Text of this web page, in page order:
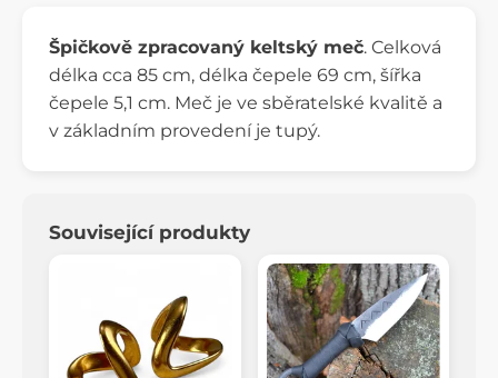
Špičkově zpracovaný keltský meč. Celková
délka cca 85 cm, délka čepele 69 cm, šířka
čepele 5,1 cm. Meč je ve sběratelské kvalitě a
v základním provedení je tupý.
Související produkty